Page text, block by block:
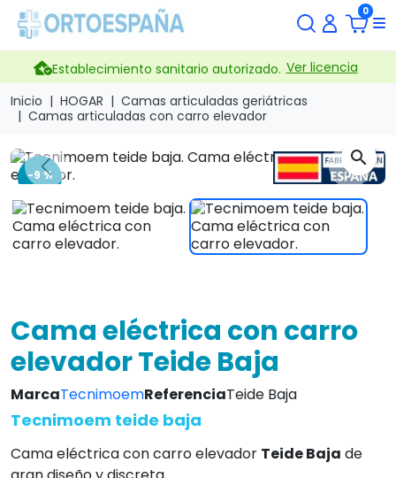
0
Establecimiento sanitario autorizado. Ver licencia
Inicio
HOGAR
Camas articuladas geriátricas
Camas articuladas con carro elevador
-9 %Previous Next
search
Cama eléctrica con carro
elevador Teide Baja
MarcaTecnimoemReferenciaTeide Baja
Tecnimoem teide baja
Cama eléctrica con carro elevador Teide Baja de